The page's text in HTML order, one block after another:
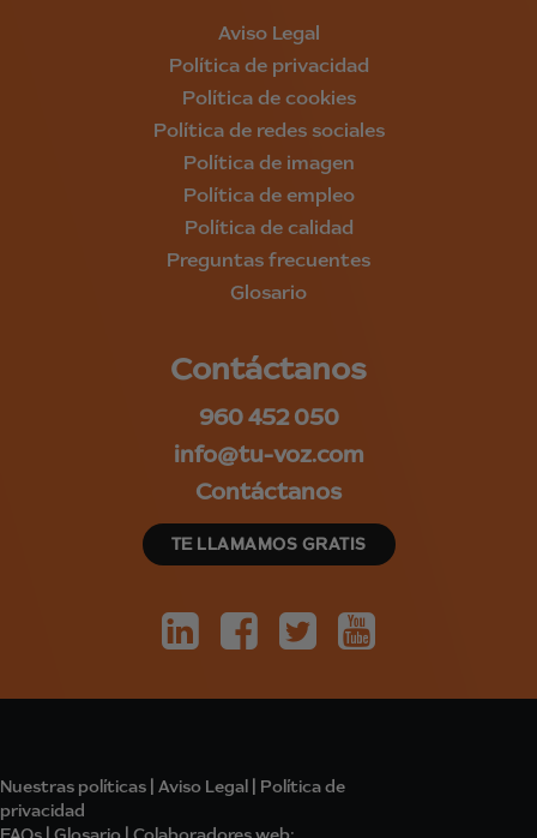
Aviso Legal
Política de privacidad
Política de cookies
Política de redes sociales
Política de imagen
Política de empleo
Política de calidad
Preguntas frecuentes
Glosario
Contáctanos
960 452 050
info@tu-voz.com
Contáctanos
TE LLAMAMOS GRATIS
Nuestras políticas | Aviso Legal | Política de
privacidad